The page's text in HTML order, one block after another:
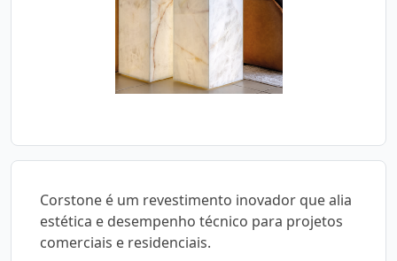
Corstone é um revestimento inovador que alia
estética e desempenho técnico para projetos
comerciais e residenciais.